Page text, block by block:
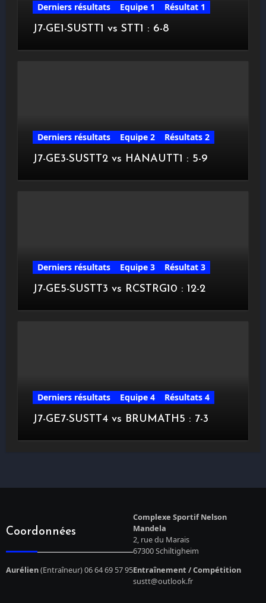
Derniers résultats Equipe 1
Résultat 1
J7-GE1-SUSTT1 vs STT1 : 6-8
Derniers résultats Equipe 2
Résultats 2
J7-GE3-SUSTT2 vs HANAUTT1 : 5-9
Derniers résultats Equipe 3
Résultat 3
J7-GE5-SUSTT3 vs RCSTRG10 : 12-2
Derniers résultats Equipe 4
Résultats 4
J7-GE7-SUSTT4 vs BRUMATH5 : 7-3
Coordonnées
Complexe Sportif Nelson
Mandela
2, rue du Marais
67300 Schiltigheim
Aurélien(Entraîneur) 06 64 69 57 95Entraînement / Compétition
sustt@outlook.fr